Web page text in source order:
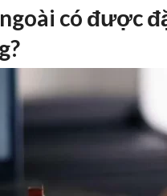
có được